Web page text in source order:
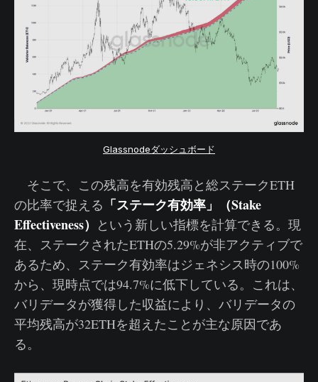
Glassnodeダッシュボード
そこで、この残高を有効残高と総ステークETH
の比率で捉える 「ステーク有効率」（Stake
Effectiveness） という新しい指標を計算できる。現
在、ステークされたETHの5.29%が非アクティブで
あるため、ステーク有効率はジェネシス時の100%
から、現時点では94.7%に低下している。これは、
バリデータが獲得した収益により、バリデータの
平均残高が32ETHを超えたことが主な原因であ
る。